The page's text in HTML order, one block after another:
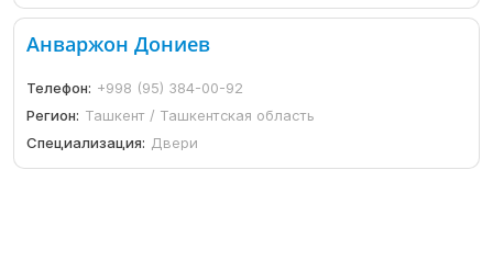
Анваржон Дониев
Телефон: +998 (95) 384-00-92
Регион: Ташкент / Ташкентская область
Специализация: Двери